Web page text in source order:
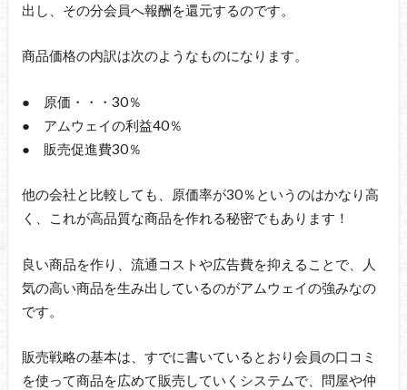
出し、その分会員へ報酬を還元するのです。
商品価格の内訳は次のようなものになります。
● 原価・・・30％
● アムウェイの利益40％
● 販売促進費30％
他の会社と比較しても、原価率が30％というのはかなり高
く、これが高品質な商品を作れる秘密でもあります！
良い商品を作り、流通コストや広告費を抑えることで、人
気の高い商品を生み出しているのがアムウェイの強みなの
です。
販売戦略の基本は、すでに書いているとおり会員の口コミ
を使って商品を広めて販売していくシステムで、問屋や仲